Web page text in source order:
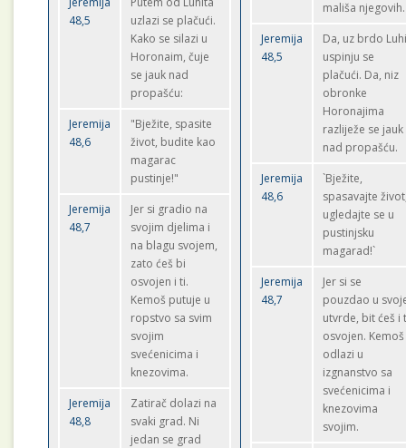
48,5
uzlazi se plačući.
Kako se silazi u
Horonaim, čuje
se jauk nad
propašću:
Jeremija
48,6
"Bježite, spasite
život, budite kao
magarac
pustinje!"
Jeremija
48,7
Jer si gradio na
svojim djelima i
na blagu svojem,
zato ćeš bi
osvojen i ti.
Kemoš putuje u
ropstvo sa svim
svojim
svećenicima i
knezovima.
Jeremija
48,8
Zatirač dolazi na
svaki grad. Ni
jedan se grad
mališa njegovih.
Jeremija
48,5
Da, uz brdo
uspinju se
plačući. Da, niz
obronke
Horonajima
razliježe se jauk
nad propašću.
Jeremija
48,6
`Bježite,
spasavajte
ugledajte se u
pustinjsku
magarad!`
Jeremija
48,7
Jer si se
pouzdao u
utvrde, bit ćeš i
osvojen. Kemoš
odlazi u
izgnanstvo sa
svećenicima i
knezovima
svojim.